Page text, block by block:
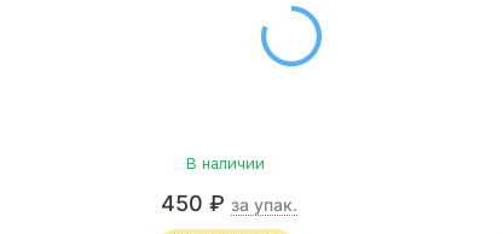
В наличии
450 ₽ за упак.